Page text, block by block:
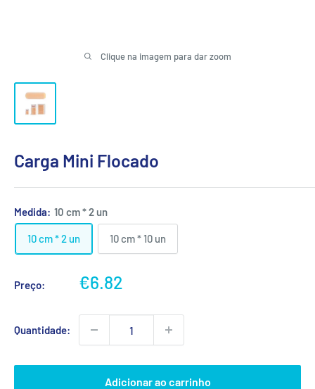
Clique na imagem para dar zoom
Carga Mini Flocado
Medida: 10 cm * 2 un
10 cm * 2 un 10 cm * 10 un
Preço:
Preço
€6.82
Quantidade:
Adicionar ao carrinho